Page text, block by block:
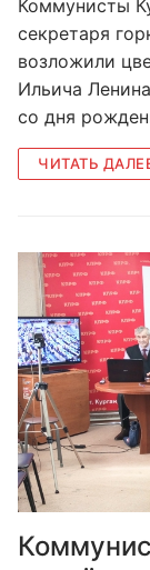
Коммунисты
секретаря
возложили
Ильича
со дня
ЧИТАТЬ